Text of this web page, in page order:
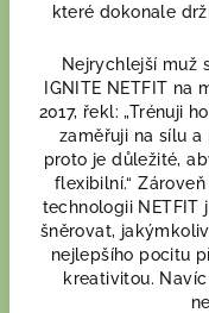
které dokonale
Nejrychlejší muž
IGNITE NETFIT
2017, řekl: „Trénuji
zaměřuji na sílu
proto je důležité,
flexibilní.“
technologii NETFIT
šněrovat,
nejlepšího pocitu
kreativitou.